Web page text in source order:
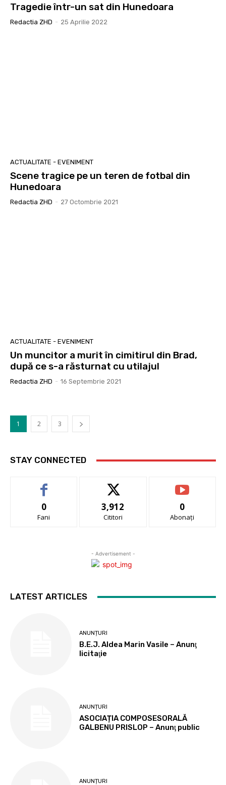
Tragedie într-un sat din Hunedoara
Redactia ZHD - 25 Aprilie 2022
ACTUALITATE - EVENIMENT
Scene tragice pe un teren de fotbal din
Hunedoara
Redactia ZHD - 27 Octombrie 2021
ACTUALITATE - EVENIMENT
Un muncitor a murit în cimitirul din Brad,
după ce s-a răsturnat cu utilajul
Redactia ZHD - 16 Septembrie 2021
1 2 3
STAY CONNECTED
0
Fani
3,912
Cititori
0
Abonați
- Advertisement -
LATEST ARTICLES
ANUNȚURI
B.E.J. Aldea Marin Vasile – Anunţ
licitaţie
ANUNȚURI
ASOCIAȚIA COMPOSESORALĂ
GALBENU PRISLOP – Anunţ public
ANUNȚURI